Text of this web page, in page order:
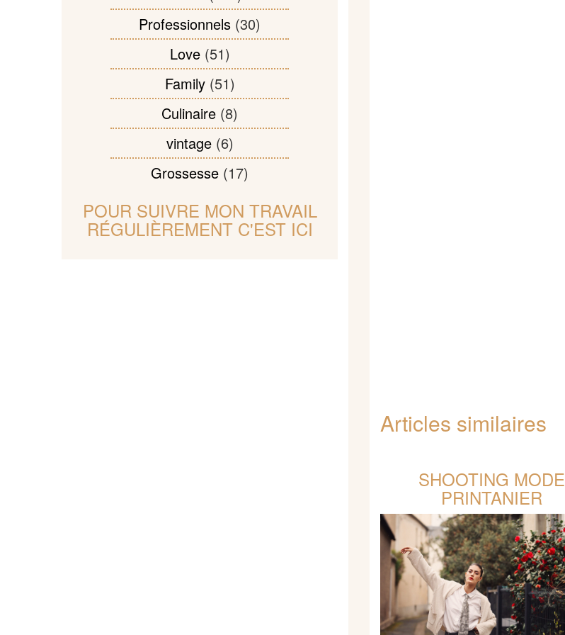
Professionnels (30)
Love(51)
Family(51)
Culinaire (8)
vintage(6)
Grossesse (17)
POUR SUIVRE MON TRAVAIL
RÉGULIÈREMENT C'EST ICI
Articles similaires
SHOOTING MODE
PRINTANIER